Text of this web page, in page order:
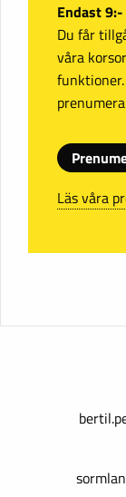
Endast
Du får
våra
Läs våra